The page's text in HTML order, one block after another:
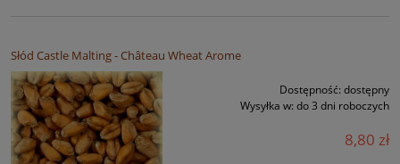
Słód Castle Malting - Château Wheat Arome
Dostępność: dostępny
Wysyłka w: do 3 dni roboczych
8,80 zł